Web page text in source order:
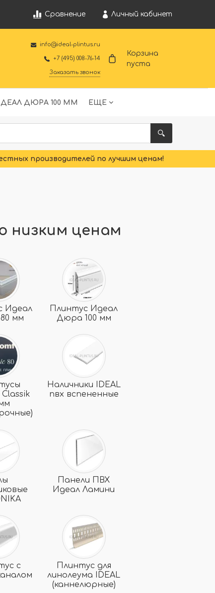
Сравнение Личный кабинет
info@ideal-plintus.ru
+7 (495) 008-76-14
Заказать звонок
Корзина
пуста
ДЮРА 100 ММ ЕЩЕ
производителей по лучшим ценам!
низким ценам
Идеал
мм
Плинтус Идеал
Дюра 100 мм
Наличники IDEAL
пвх вспененные
Панели ПВХ
Идеал Ламини
с
Плинтус для
линолеума IDEAL
(каннелюрные)